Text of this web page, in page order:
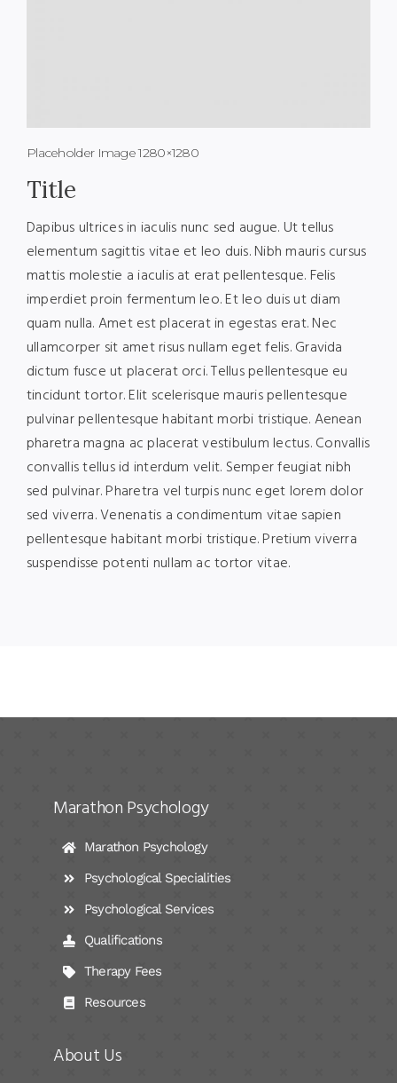
Placeholder Image 1280×1280
Title
Dapibus ultrices in iaculis nunc sed augue. Ut tellus
elementum sagittis vitae et leo duis. Nibh mauris cursus
mattis molestie a iaculis at erat pellentesque. Felis
imperdiet proin fermentum leo. Et leo duis ut diam
quam nulla. Amet est placerat in egestas erat. Nec
ullamcorper sit amet risus nullam eget felis. Gravida
dictum fusce ut placerat orci. Tellus pellentesque eu
tincidunt tortor. Elit scelerisque mauris pellentesque
pulvinar pellentesque habitant morbi tristique. Aenean
pharetra magna ac placerat vestibulum lectus. Convallis
convallis tellus id interdum velit. Semper feugiat nibh
sed pulvinar. Pharetra vel turpis nunc eget lorem dolor
sed viverra. Venenatis a condimentum vitae sapien
pellentesque habitant morbi tristique. Pretium viverra
suspendisse potenti nullam ac tortor vitae.
Marathon Psychology
Marathon Psychology
Psychological Specialities
Psychological Services
Qualifications
Therapy Fees
Resources
About Us